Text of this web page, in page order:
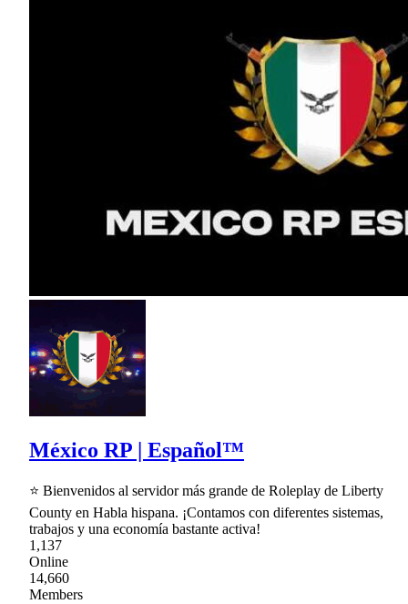
México RP | Español™
⭐ Bienvenidos al servidor más grande de Roleplay de Liberty
County en Habla hispana. ¡Contamos con diferentes sistemas,
trabajos y una economía bastante activa!
1,137
Online
14,660
Members